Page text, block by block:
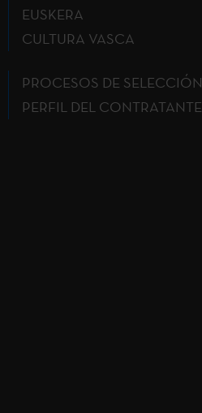
EUSKERA
CULTURA VASCA
PROCESOS DE SELECCIÓN
PERFIL DEL CONTRATANTE